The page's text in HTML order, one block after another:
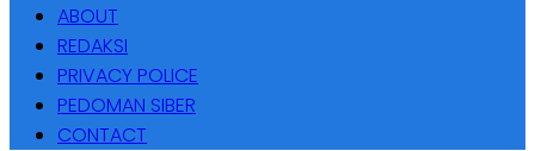
ABOUT
REDAKSI
PRIVACY POLICE
PEDOMAN SIBER
CONTACT